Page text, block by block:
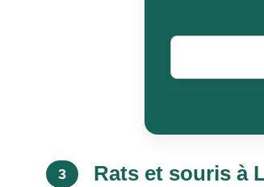
3
Rats et souris à